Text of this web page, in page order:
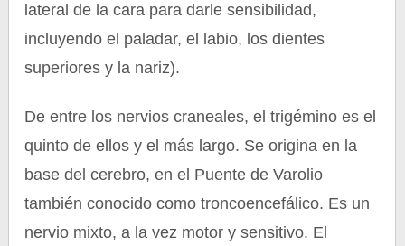
lateral de la cara para darle sensibilidad,
incluyendo el paladar, el labio, los dientes
superiores y la nariz).
De entre los nervios craneales, el trigémino es el
quinto de ellos y el más largo. Se origina en la
base del cerebro, en el Puente de Varolio
también conocido como troncoencefálico. Es un
nervio mixto, a la vez motor y sensitivo. El